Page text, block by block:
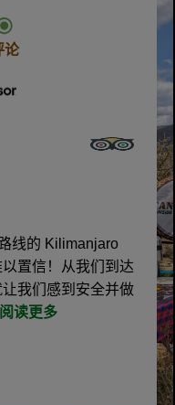
论
线的 Kilimanjaro
置信！从我们到达
我们感到安全并做
阅读更多